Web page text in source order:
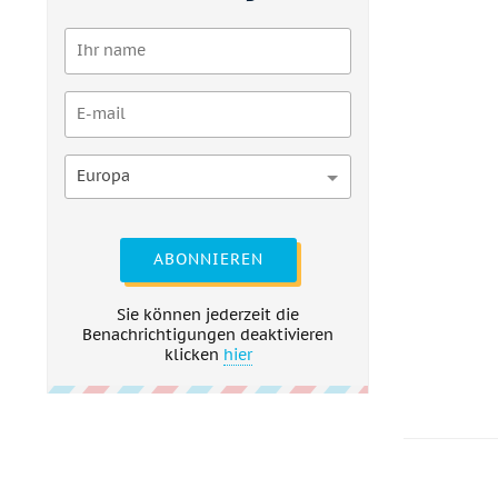
Europa
ABONNIEREN
Sie können jederzeit die
Benachrichtigungen deaktivieren
klicken hier